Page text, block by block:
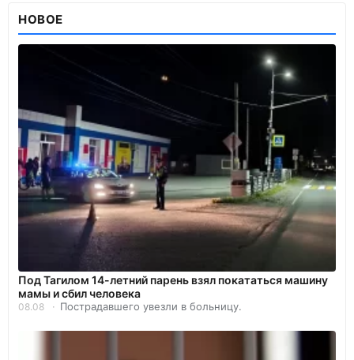
НОВОЕ
Под Тагилом 14-летний парень взял покататься машину
мамы и сбил человека
08.08 Пострадавшего увезли в больницу.